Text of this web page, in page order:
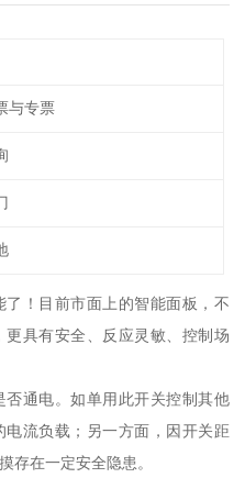
与专票
！目前市面上的智能面板，不
具有安全、反应灵敏、控制场
通电。如单用此开关控制其他
流负载；另一方面，因开关距
存在一定安全隐患。